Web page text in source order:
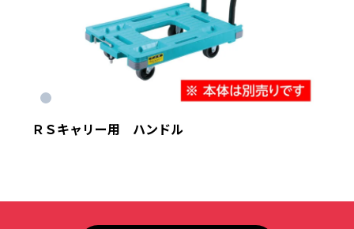
ＲＳキャリー用 ハンドル